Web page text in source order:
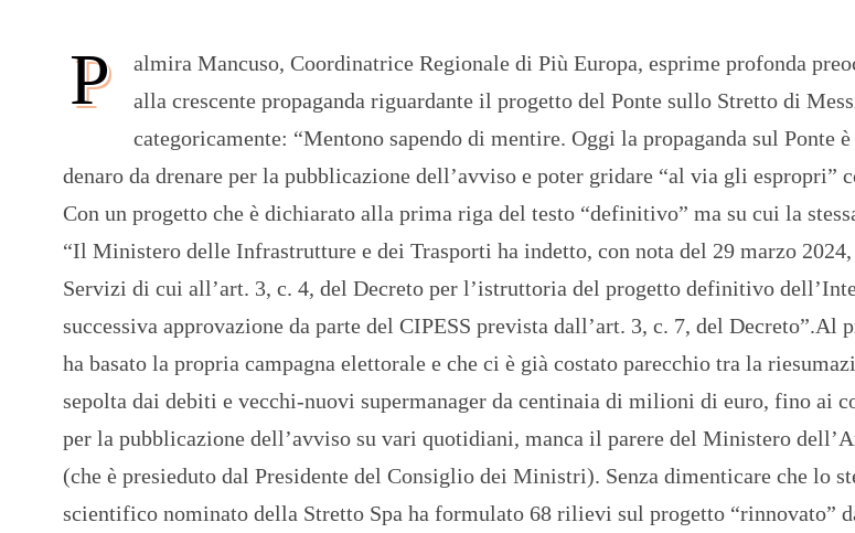
N
H
E
T
R
P
R
A
E
S
o
r
P
almira Mancuso, Coordinatrice Regionale di Più Europa, esprime profonda
alla crescente propaganda riguardante il progetto del Ponte sullo Stretto di
categoricamente: “Mentono sapendo di mentire. Oggi la propaganda sul Ponte
denaro da drenare per la pubblicazione dell’avviso e poter gridare “al via gli espropri”
Con un progetto che è dichiarato alla prima riga del testo “definitivo” ma su cui la
“Il Ministero delle Infrastrutture e dei Trasporti ha indetto, con nota del 29 marzo
Servizi di cui all’art. 3, c. 4, del Decreto per l’istruttoria del progetto definitivo
successiva approvazione da parte del CIPESS prevista dall’art. 3, c. 7, del Decreto”.Al
ha basato la propria campagna elettorale e che ci è già costato parecchio tra la
sepolta dai debiti e vecchi-nuovi supermanager da centinaia di milioni di euro, fino ai
per la pubblicazione dell’avviso su vari quotidiani, manca il parere del Ministero
(che è presieduto dal Presidente del Consiglio dei Ministri). Senza dimenticare che lo
scientifico nominato della Stretto Spa ha formulato 68 rilievi sul progetto “rinnovato”